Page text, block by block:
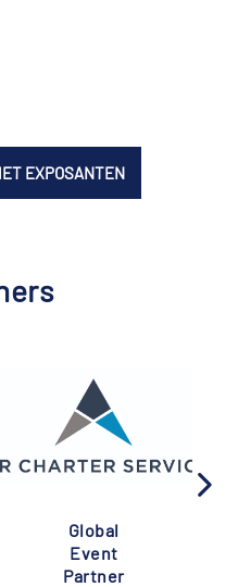
EXPOSANTEN
Global
Event
Partner